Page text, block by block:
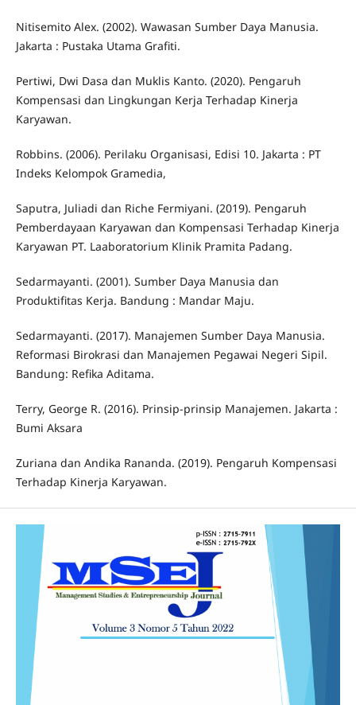
Nitisemito Alex. (2002). Wawasan Sumber Daya Manusia.
Jakarta : Pustaka Utama Grafiti.
Pertiwi, Dwi Dasa dan Muklis Kanto. (2020). Pengaruh
Kompensasi dan Lingkungan Kerja Terhadap Kinerja
Karyawan.
Robbins. (2006). Perilaku Organisasi, Edisi 10. Jakarta : PT
Indeks Kelompok Gramedia,
Saputra, Juliadi dan Riche Fermiyani. (2019). Pengaruh
Pemberdayaan Karyawan dan Kompensasi Terhadap Kinerja
Karyawan PT. Laaboratorium Klinik Pramita Padang.
Sedarmayanti. (2001). Sumber Daya Manusia dan
Produktifitas Kerja. Bandung : Mandar Maju.
Sedarmayanti. (2017). Manajemen Sumber Daya Manusia.
Reformasi Birokrasi dan Manajemen Pegawai Negeri Sipil.
Bandung: Refika Aditama.
Terry, George R. (2016). Prinsip-prinsip Manajemen. Jakarta :
Bumi Aksara
Zuriana dan Andika Rananda. (2019). Pengaruh Kompensasi
Terhadap Kinerja Karyawan.